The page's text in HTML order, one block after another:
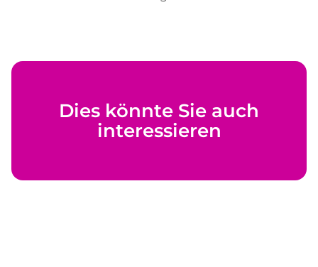
Dies könnte Sie auch
interessieren